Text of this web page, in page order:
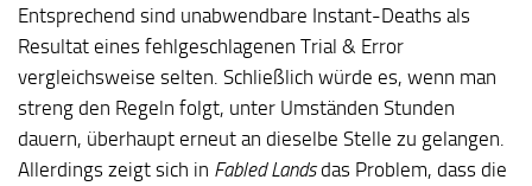
Entsprechend sind unabwendbare Instant-Deaths als
Resultat eines fehlgeschlagenen Trial & Error
vergleichsweise selten. Schließlich würde es, wenn man
streng den Regeln folgt, unter Umständen Stunden
dauern, überhaupt erneut an dieselbe Stelle zu gelangen.
Allerdings zeigt sich in Fabled Landsdas Problem, dass die